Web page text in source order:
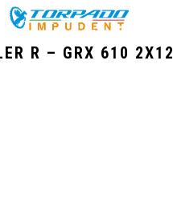
R – GRX 610 2X12